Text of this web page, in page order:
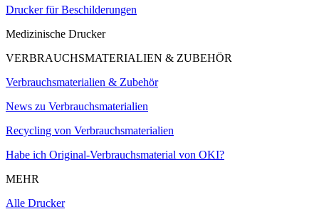
Drucker für Beschilderungen
Medizinische Drucker
VERBRAUCHSMATERIALIEN & ZUBEHÖR
Verbrauchsmaterialien & Zubehör
News zu Verbrauchsmaterialien
Recycling von Verbrauchsmaterialien
Habe ich Original-Verbrauchsmaterial von OKI?
MEHR
Alle Drucker